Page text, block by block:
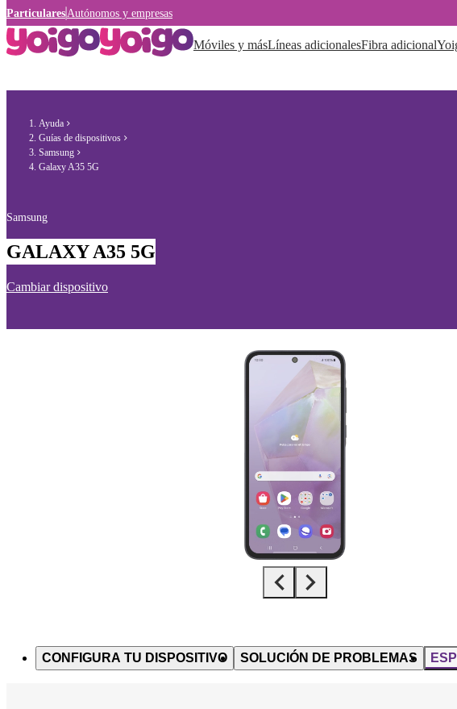
Particulares Autónomos y empresas
Móviles y másLíneas adicionalesFibra adicional
Ayuda
Guías de dispositivos
Samsung
Galaxy A35 5G
Samsung
GALAXY A35 5G
Cambiar dispositivo
CONFIGURA TU DISPOSITIVO SOLUCIÓN DE PROBLEMAS